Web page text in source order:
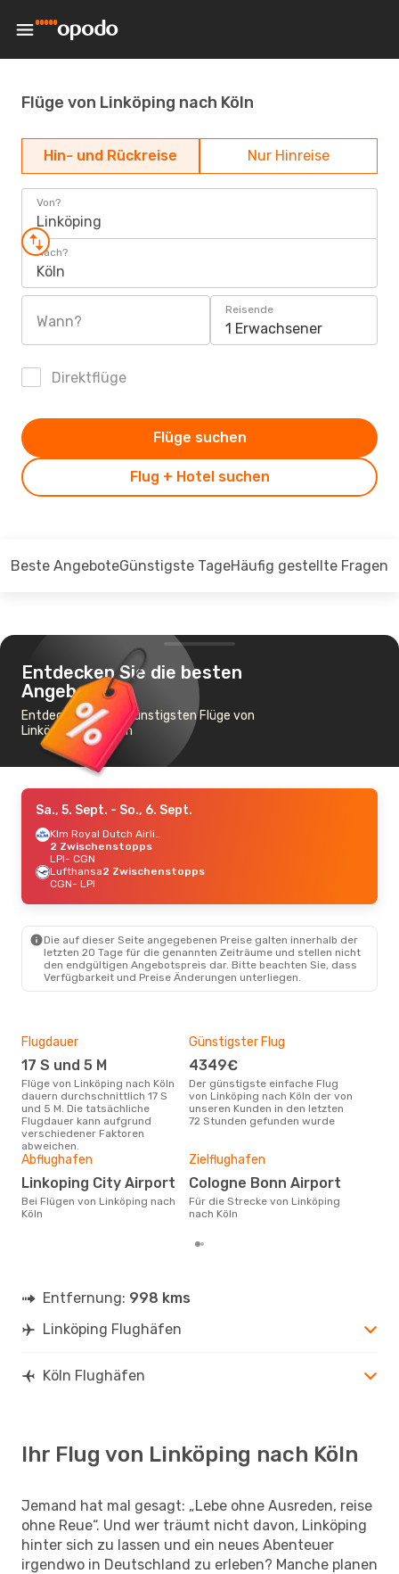
Flüge von Linköping nach Köln
Hin- und Rückreise Nur Hinreise
Von?
Linköping
Nach?
Köln
Wann?
Reisende
1 Erwachsener
Direktflüge
Flug + Hotel suchen
Flüge suchen
Beste AngeboteGünstigste TageHäufig gestellte Fragen
Entdecken Sie die besten
Angebote
Entdecken Sie die günstigsten Flüge von
Linköping nach Köln
Sa., 5. Sept. - So., 6. Sept.
Klm Royal Dutch Airlines
2 Zwischenstopps
LPI- CGN
Lufthansa2 Zwischenstopps
CGN- LPI
Die auf dieser Seite angegebenen Preise galten innerhalb der
letzten 20 Tage für die genannten Zeiträume und stellen nicht
den endgültigen Angebotspreis dar. Bitte beachten Sie, dass
Verfügbarkeit und Preise Änderungen unterliegen.
Flugdauer
17 S und 5 M
Flüge von Linköping nach Köln
dauern durchschnittlich 17 S
und 5 M. Die tatsächliche
Flugdauer kann aufgrund
verschiedener Faktoren
abweichen.
Günstigster Flug
4349€
Der günstigste einfache Flug
von Linköping nach Köln der von
unseren Kunden in den letzten
72 Stunden gefunden wurde
Abflughafen
Linkoping City Airport
Bei Flügen von Linköping nach
Köln
Zielflughafen
Cologne Bonn Airport
Für die Strecke von Linköping
nach Köln
Entfernung: 998 kms
Linköping Flughäfen
Köln Flughäfen
Ihr Flug von Linköping nach Köln
Jemand hat mal gesagt: „Lebe ohne Ausreden, reise
ohne Reue“. Und wer träumt nicht davon, Linköping
hinter sich zu lassen und ein neues Abenteuer
irgendwo in Deutschland zu erleben? Manche planen